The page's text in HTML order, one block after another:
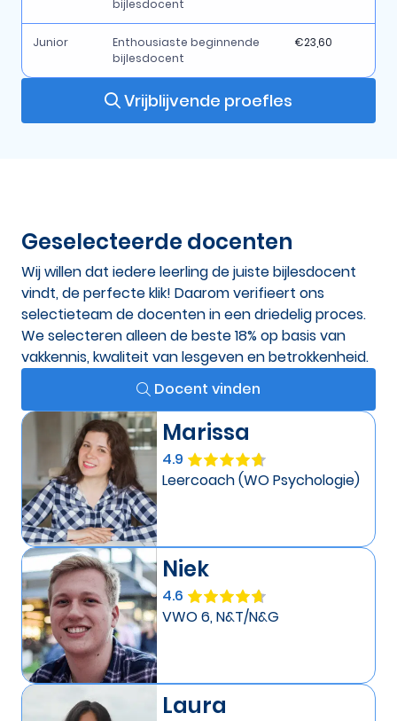
bijlesdocent
Junior
Enthousiaste beginnende
bijlesdocent
€23,60
Vrijblijvende proefles
Geselecteerde docenten
Wij willen dat iedere leerling de juiste bijlesdocent
vindt, de perfecte klik! Daarom verifieert ons
selectieteam de docenten in een driedelig proces.
We selecteren alleen de beste 18% op basis van
vakkennis, kwaliteit van lesgeven en betrokkenheid.
Docent vinden
Marissa
4.9
Leercoach (WO Psychologie)
Niek
4.6
VWO 6, N&T/N&G
Laura